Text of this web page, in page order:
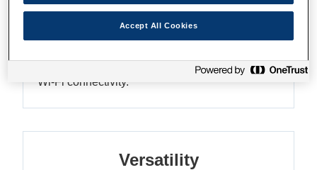
Compact and contemporary
design
Fits seamlessly into most working environments.
Wi-Fi connectivity.
Versatility
Accept All Cookies